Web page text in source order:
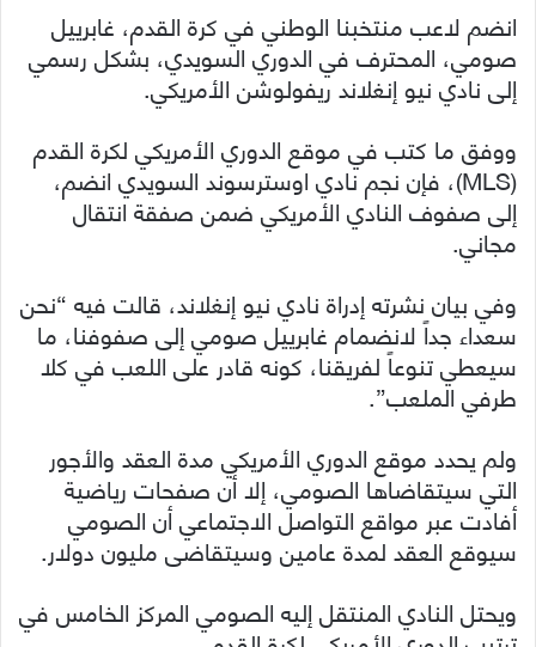
انضم لاعب منتخبنا الوطني في كرة القدم، غابرييل
صومي، المحترف في الدوري السويدي، بشكل رسمي
إلى نادي نيو إنغلاند ريفولوشن الأمريكي.
ووفق ما كتب في موقع الدوري الأمريكي لكرة القدم
(MLS)، فإن نجم نادي اوسترسوند السويدي انضم،
إلى صفوف النادي الأمريكي ضمن صفقة انتقال
مجاني.
وفي بيان نشرته إدراة نادي نيو إنغلاند، قالت فيه “نحن
سعداء جداً لانضمام غابرييل صومي إلى صفوفنا، ما
سيعطي تنوعاً لفريقنا، كونه قادر على اللعب في كلا
طرفي الملعب”.
ولم يحدد موقع الدوري الأمريكي مدة العقد والأجور
التي سيتقاضاها الصومي، إلا أن صفحات رياضية
أفادت عبر مواقع التواصل الاجتماعي أن الصومي
سيوقع العقد لمدة عامين وسيتقاضى مليون دولار.
ويحتل النادي المنتقل إليه الصومي المركز الخامس في